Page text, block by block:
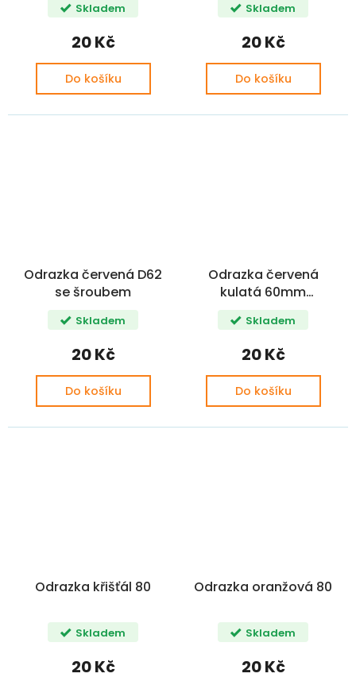
Skladem
20 Kč
Do košíku
Skladem
20 Kč
Do košíku
Odrazka červená D62
se šroubem
Skladem
20 Kč
Do košíku
Odrazka červená
kulatá 60mm
samolepící
Skladem
20 Kč
Do košíku
Odrazka křišťál 80
Skladem
20 Kč
Odrazka oranžová 80
Skladem
20 Kč